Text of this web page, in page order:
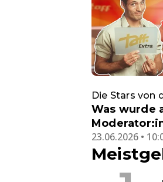
Die Stars von
Was wurde
23.06.2026 •